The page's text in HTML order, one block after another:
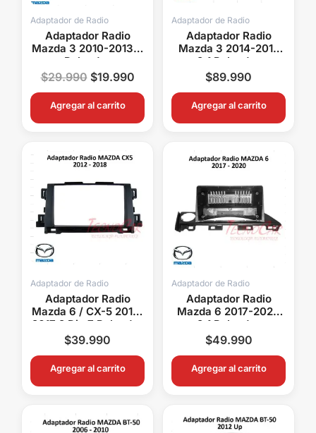
Adaptador de Radio
Adaptador Radio
Mazda 3 2010-2013 9
Pulgadas
$29.990 $19.990
Agregar al carrito
Adaptador de Radio
Adaptador Radio
Mazda 3 2014-2017
9.1 Pulgadas
$89.990
Agregar al carrito
Adaptador de Radio
Adaptador Radio
Mazda 6 / CX-5 2012-
2017 2 Din 7 Pulgadas
$39.990
Agregar al carrito
Adaptador de Radio
Adaptador Radio
Mazda 6 2017-2020
9.1 Pulgadas
$49.990
Agregar al carrito